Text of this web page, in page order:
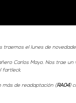
traemos el lunes de
Carlos Mayo. Nos trae
fartleck.
más de readaptación (RA04)